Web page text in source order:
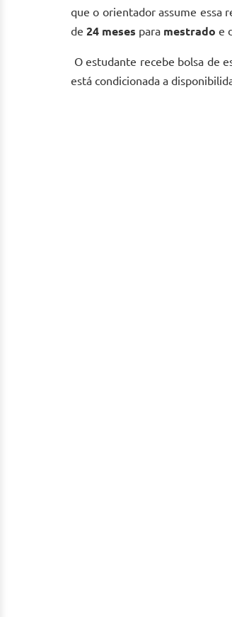
que o orientador assume essa
de 24 meses para mestrado e
O estudante recebe bolsa de
está condicionada a